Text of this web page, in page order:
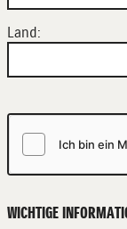
Land:
WICHTIGE